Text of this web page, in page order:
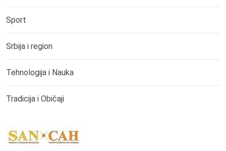
Sport
Srbija i region
Tehnologija i Nauka
Tradicija i Običaji